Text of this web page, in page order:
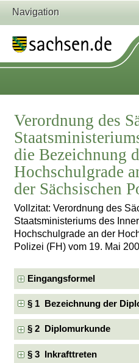
Navigation
Verordnung des
die Bezeichnung
Hochschulgrade
der Sächsischen
Vollzitat: Verordnung des
Staatsministeriums des
Hochschulgrade an der
Polizei (FH) vom 19. Mai
Eingangsformel
§ 1 Bezeichnung der
§ 2 Diplomurkunde
§ 3 Inkrafttreten